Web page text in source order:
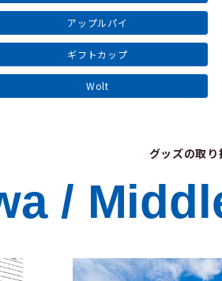
アップルパイ
ギフトカップ
Wolt
グッズの取
/